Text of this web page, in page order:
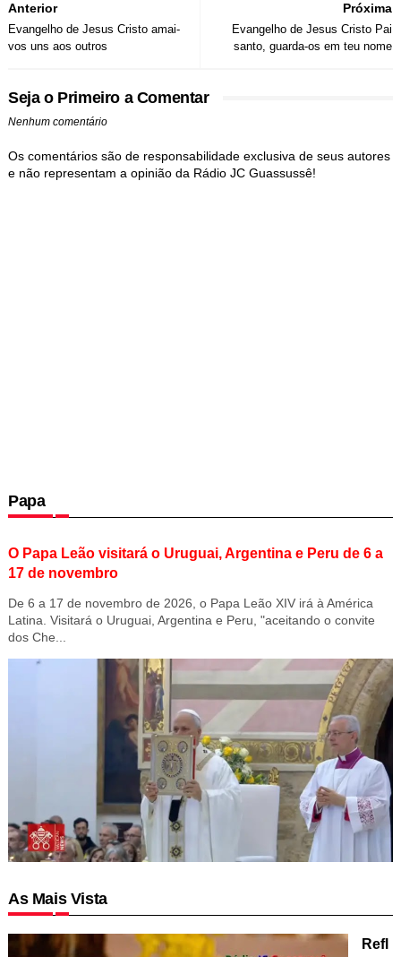
Próxima
Evangelho de Jesus Cristo Pai
santo, guarda-os em teu nome
Anterior
Evangelho de Jesus Cristo amai-
vos uns aos outros
Seja o Primeiro a Comentar
Nenhum comentário
Os comentários são de responsabilidade exclusiva de seus autores
e não representam a opinião da Rádio JC Guassussê!
Papa
O Papa Leão visitará o Uruguai, Argentina e Peru de 6 a
17 de novembro
De 6 a 17 de novembro de 2026, o Papa Leão XIV irá à América
Latina. Visitará o Uruguai, Argentina e Peru, "aceitando o convite
dos Che...
As Mais Vista
Refl